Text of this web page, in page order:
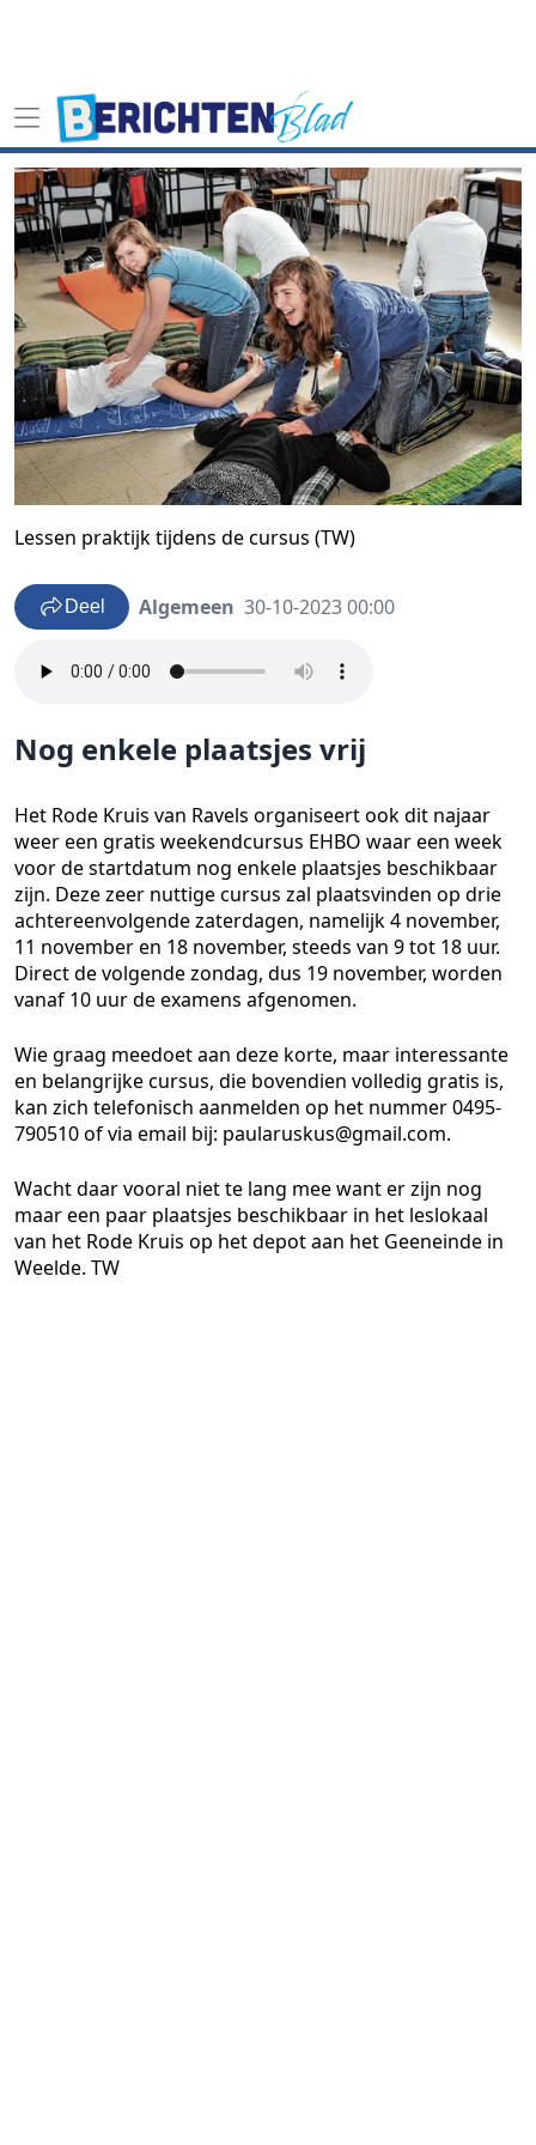
Lessen praktijk tijdens de cursus (TW)
Deel Algemeen 30-10-2023 00:00
Nog enkele plaatsjes vrij
Het Rode Kruis van Ravels organiseert ook dit najaar
weer een gratis weekendcursus EHBO waar een week
voor de startdatum nog enkele plaatsjes beschikbaar
zijn. Deze zeer nuttige cursus zal plaatsvinden op drie
achtereenvolgende zaterdagen, namelijk 4 november,
11 november en 18 november, steeds van 9 tot 18 uur.
Direct de volgende zondag, dus 19 november, worden
vanaf 10 uur de examens afgenomen.
Wie graag meedoet aan deze korte, maar interessante
en belangrijke cursus, die bovendien volledig gratis is,
kan zich telefonisch aanmelden op het nummer 0495-
790510 of via email bij: paularuskus@gmail.com.
Wacht daar vooral niet te lang mee want er zijn nog
maar een paar plaatsjes beschikbaar in het leslokaal
van het Rode Kruis op het depot aan het Geeneinde in
Weelde. TW